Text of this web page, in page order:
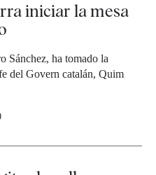
iniciar la mesa
Sánchez, ha tomado la
del Govern catalán, Quim